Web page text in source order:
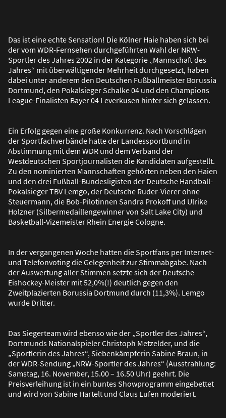
Das ist eine echte Sensation! Die Kölner Haie haben sich bei
der vom WDR-Fernsehen durchgeführten Wahl der NRW-
Sportler des Jahres 2002 in der Kategorie „Mannschaft des
Jahres“ mit überwältigender Mehrheit durchgesetzt, haben
dabei unter anderem den Deutschen Fußballmeister Borussia
Dortmund, den Pokalsieger Schalke 04 und den Champions
League-Finalisten Bayer 04 Leverkusen hinter sich gelassen.
Ein Erfolg gegen eine große Konkurrenz. Nach Vorschlägen
der Sportfachverbände hatte der Landessportbund in
Abstimmung mit dem WDR und dem Verband der
Westdeutschen Sportjournalisten die Kandidaten aufgestellt.
Zu den nominierten Mannschaften gehörten neben den Haien
und den drei Fußball-Bundesligisten der Deutsche Handball-
Pokalsieger TBV Lemgo, der Deutsche Ruder-Vierer ohne
Steuermann, die Bob-Pilotinnen Sandra Prokoff und Ulrike
Holzner (Silbermedaillengewinner von Salt Lake City) und
Basketball-Vizemeister Rhein Energie Cologne.
In der vergangenen Woche hatten die Sportfans per Internet-
und Telefonvoting die Gelegenheit zur Stimmabgabe. Nach
der Auswertung aller Stimmen setzte sich der Deutsche
Eishockey-Meister mit 52,0%(!) deutlich gegen den
Zweitplazierten Borussia Dortmund durch (11,3%). Lemgo
wurde Dritter.
Das Siegerteam wird ebenso wie der „Sportler des Jahres“,
Dortmunds Nationalspieler Christoph Metzelder, und die
„Sportlerin des Jahres“, Siebenkämpferin Sabine Braun, in
der WDR-Sendung „NRW-Sportler des Jahres“ (Ausstrahlung:
Samstag, 16. November, 15.00 – 16.50 Uhr) geehrt. Die
Preisverleihung ist in ein buntes Showprogramm eingebettet
und wird von Sabine Hartelt und Claus Lufen moderiert.